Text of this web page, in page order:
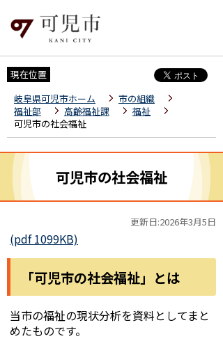
現在位置
岐阜県可児市ホーム
市の組織
福祉部
高齢福祉課
福祉
可児市の社会福祉
可児市の社会福祉
更新日:2026年3月5日
(pdf 1099KB)
「可児市の社会福祉」とは
当市の福祉の現状分析を資料としてまと
めたものです。